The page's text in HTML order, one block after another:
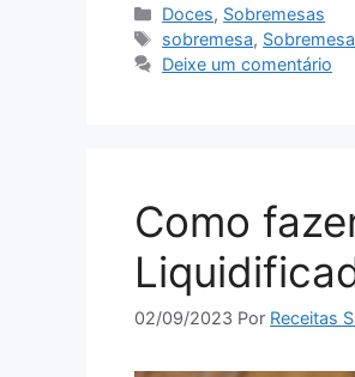
Categorias
Doces, Sobremesas
Tags
sobremesa,
Deixe um comentário
Como
02/09/2023 Por Receitas